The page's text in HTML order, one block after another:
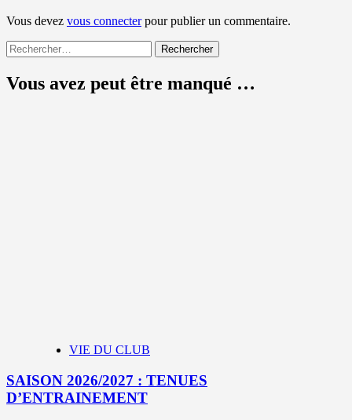
Vous devez vous connecterpour publier un commentaire.
Rechercher :
Vous avez peut être manqué …
VIE DU CLUB
SAISON 2026/2027 : TENUES
D’ENTRAINEMENT